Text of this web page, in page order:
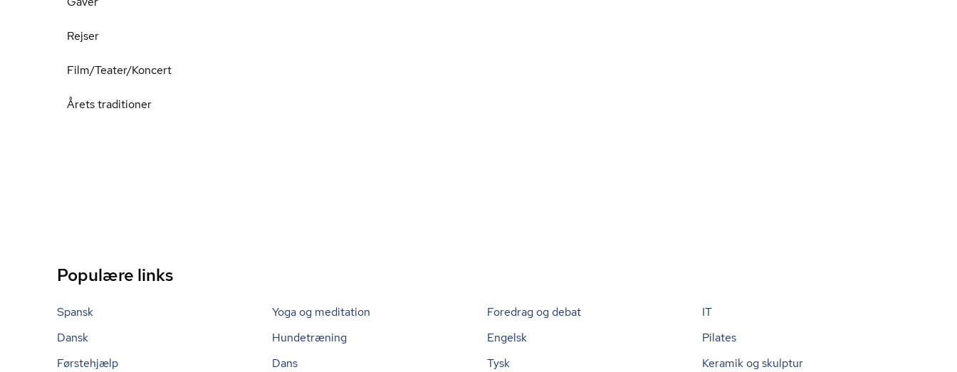
Rejser
Film/Teater/Koncert
Årets traditioner
Populære links
Spansk Yoga og meditation Foredrag og debat
IT
Dansk
Hundetræning Engelsk
Pilates
Førstehjælp
Dans Tysk
Keramik og skulptur